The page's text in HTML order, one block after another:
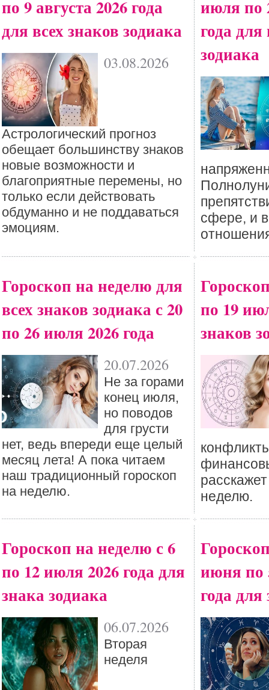
по 9 августа 2026 года
для всех знаков зодиака
03.08.2026
Астрологический прогноз
обещает большинству знаков
новые возможности и
благоприятные перемены, но
только если действовать
обдуманно и не поддаваться
эмоциям.
июля по
года для
зодиака
сфере, и
Гороскоп на неделю для
всех знаков зодиака с 20
по 26 июля 2026 года
20.07.2026
Не за горами
конец июля,
но поводов
для грусти
нет, ведь впереди еще целый
месяц лета! А пока читаем
наш традиционный гороскоп
на неделю.
по 19
знаков
неделю.
Гороскоп на неделю с 6
по 12 июля 2026 года для
знака зодиака
06.07.2026
Вторая
неделя
июня по
года